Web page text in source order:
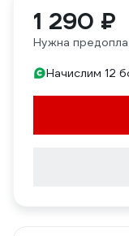
1 290 ₽
Нужна
Начислим 12